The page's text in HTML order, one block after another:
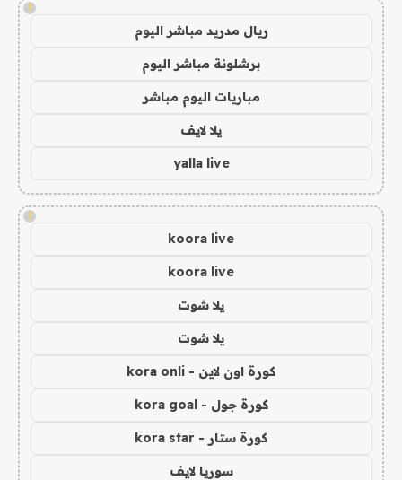
!
ريال مدريد مباشر اليوم
برشلونة مباشر اليوم
مباريات اليوم مباشر
يلا لايف
yalla live
!
koora live
koora live
يلا شوت
يلا شوت
كورة اون لاين - kora onli
كورة جول - kora goal
كورة ستار - kora star
سوريا لايف